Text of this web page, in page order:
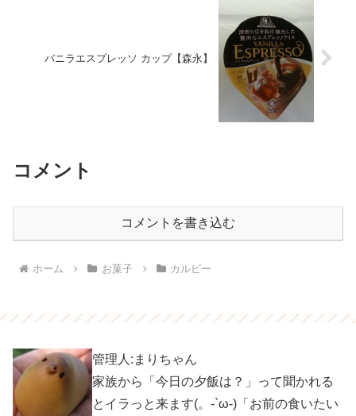
バニラエスプレッソ カップ【森永】
コメント
コメントを書き込む
ホーム お菓子 カルビー
管理人:まりちゃん
家族から「今日の夕飯は？」って聞かれる
とイラっと来ます(。-`ω-)「お前の食いたい